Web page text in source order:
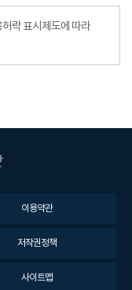
지락 표시제도에 따라
이용약관
저작권정책
사이트맵